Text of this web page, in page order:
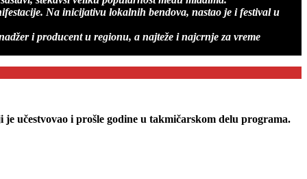
Na inicijativu lokalnih bendova, nastao je i festival u
i producent u regionu, a najteže i najcrnje za vreme
učestvovao i prošle godine u takmičarskom delu programa.